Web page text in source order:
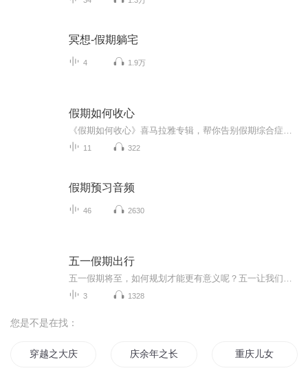
冥想-假期躺宅
4 1.9万
假期如何收心
11 322
假期预习音频
46 2630
五一假期出行
3 1328
您是不是在找：
穿越之大庆帝国 庆余年之长歌行 重庆儿女